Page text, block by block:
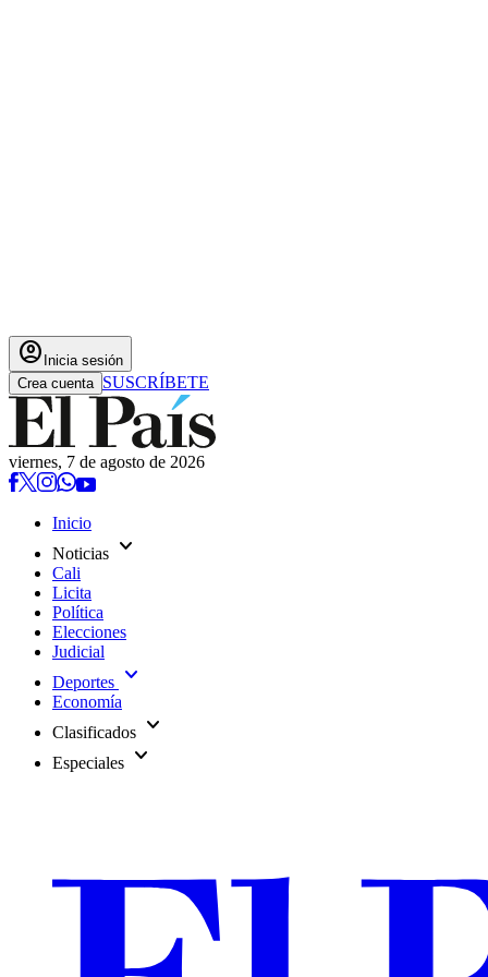
account_circle Inicia sesión
Crea cuenta SUSCRÍBETE
viernes, 7 de agosto de 2026
Inicio
Noticias expand_more
Cali
Licita
Política
Elecciones
Judicial
Deportes expand_more
Economía
Clasificados expand_more
Especiales expand_more